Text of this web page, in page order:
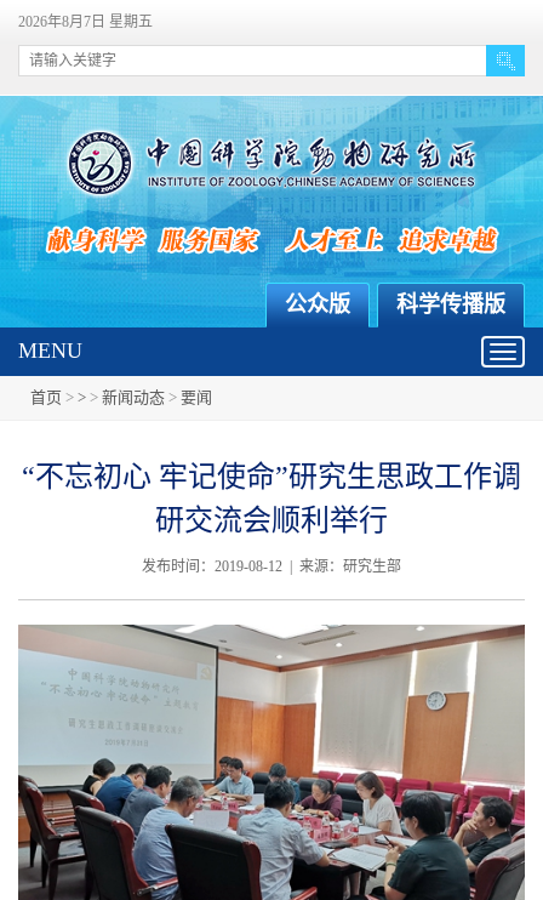
2026年8月7日 星期五
科学传播版
公众版
MENU
首页 > > > 新闻动态 > 要闻
“不忘初心 牢记使命”研究生思政工作调
研交流会顺利举行
发布时间：2019-08-12 | 来源：研究生部